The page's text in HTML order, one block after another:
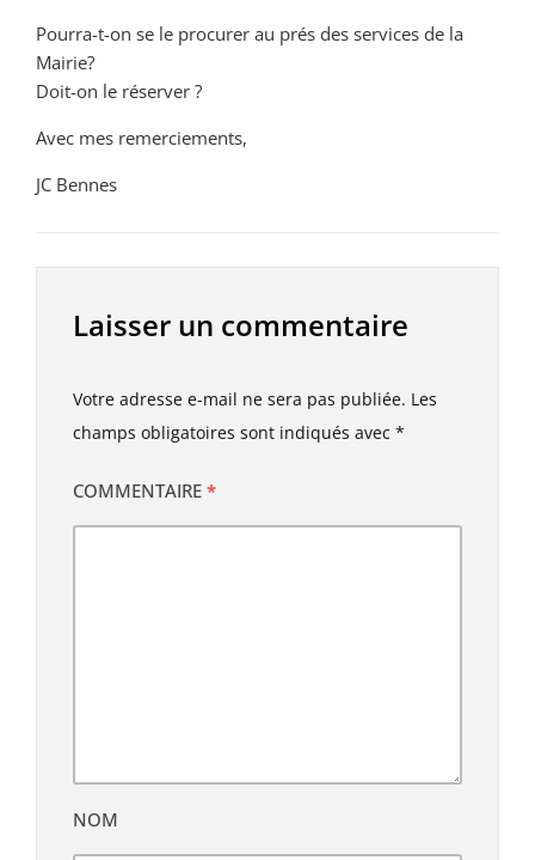
Pourra-t-on se le procurer au prés des services de la
Mairie?
Doit-on le réserver ?
Avec mes remerciements,
JC Bennes
Laisser un commentaire
Votre adresse e-mail ne sera pas publiée. Les
champs obligatoires sont indiqués avec *
COMMENTAIRE *
NOM